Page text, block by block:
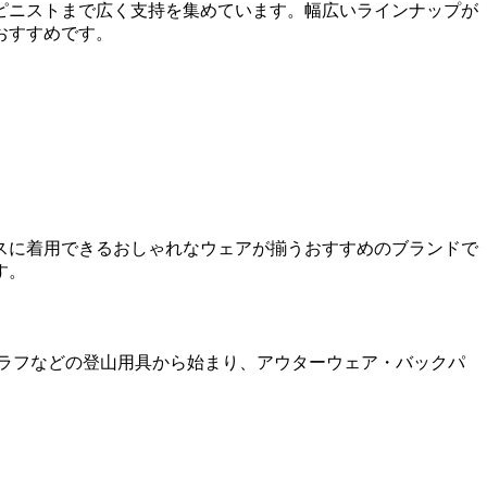
ストまで広く支持を集めています。 幅広いラインナップが
すめです。
着用できるおしゃれなウェアが揃うおすすめのブランドで
フなどの登山用具から始まり、アウターウェア・バックパ